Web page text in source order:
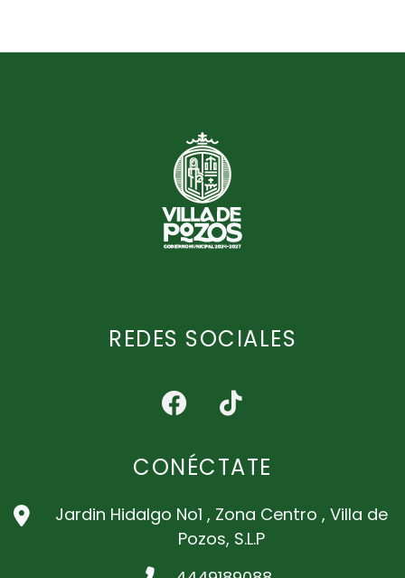
REDES SOCIALES
CONÉCTATE
Jardin Hidalgo No1 , Zona Centro , Villa de
Pozos, S.L.P